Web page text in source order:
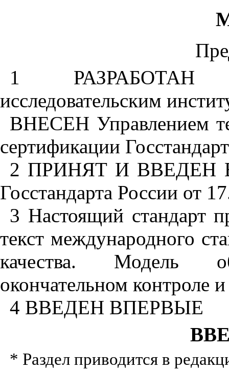
1 РАЗРАБОТАН
исследовательским
ВНЕСЕН Управлением
сертификации
2 ПРИНЯТ И ВВЕДЕН В
Госстандарта России от
3 Настоящий стандарт
текст международного
качества. Модель
окончательном контроле
4 ВВЕДЕН ВПЕРВЫЕ
* Раздел приводится в